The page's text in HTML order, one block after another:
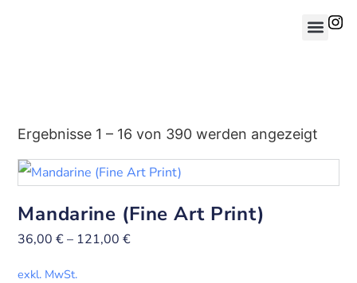
Ergebnisse 1 – 16 von 390 werden angezeigt
Mandarine (Fine Art Print)
36,00€– 121,00€
exkl. MwSt.